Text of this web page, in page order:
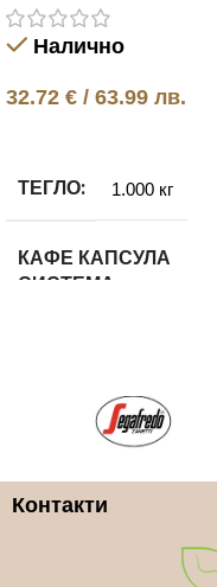
Налично
32.72 € / 63.99 лв.
ТЕГЛО 1.000 кг
КАФЕ КАПСУЛА
СИСТЕМА
КАФЕ КАПСУЛА ВИД
100% Арабика
Контакти